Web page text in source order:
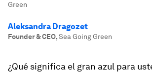
Green
Aleksandra Dragozet
Founder & CEO,Sea Going Green
¿Qué significa el gran azul para